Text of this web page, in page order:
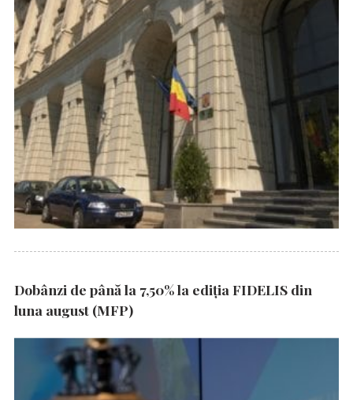
Dobânzi de până la 7,50% la ediția FIDELIS din
luna august (MFP)